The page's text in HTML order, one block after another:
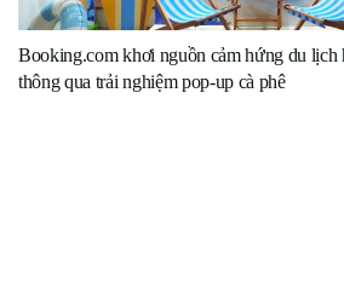
Booking.com khơi nguồn cảm hứng du lịch
thông qua trải nghiệm pop-up cà phê